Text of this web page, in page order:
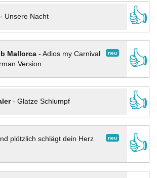
Unsere Nacht
👍
neu
Mallorca- Adios my Carnival
Version
👍
- Glatze Schlumpf
👍
neu
plötzlich schlägt dein Herz
👍